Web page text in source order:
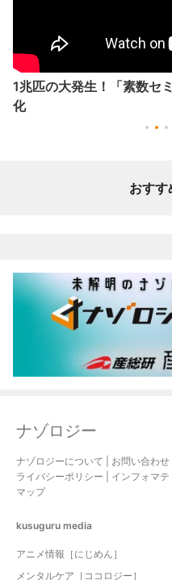
1兆匹の大発生！「素数セ
化
おすす
ナゾロジー
ナゾロジーについて お問い合わせ
ライバシーポリシー
インフォマ
マップ
kusuguru media
アニメ情報［にじめん］
メンタルケア［ココロジー］